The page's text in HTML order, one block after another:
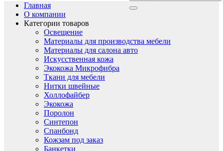
Главная
О компании
Категории товаров
Освещение
Материалы для производства мебели
Материалы для салона авто
Искусственная кожа
Экокожа Микрофибра
Ткани для мебели
Нитки швейные
Холлофайбер
Экокожа
Поролон
Синтепон
Спанбонд
Кожзам под заказ
Банкетки